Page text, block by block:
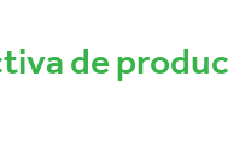
de